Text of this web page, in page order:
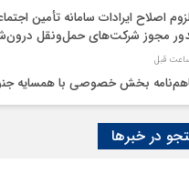
اصلاح ایرادات سامانه تأمین
مجوز شرکت‌های حمل‌ونقل
بخش خصوصی با همسایه
اقتصاد‌ها از هوش مصنوعی
در خبرها